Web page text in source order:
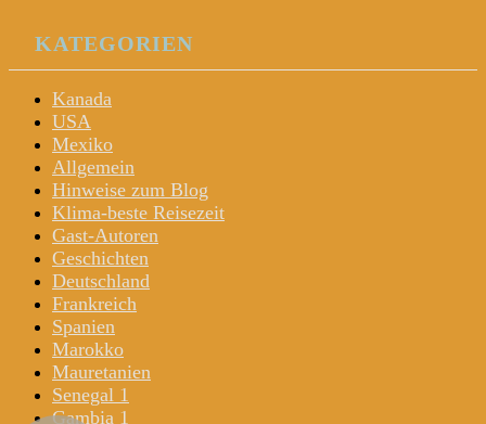
KATEGORIEN
Kanada
USA
Mexiko
Allgemein
Hinweise zum Blog
Klima-beste Reisezeit
Gast-Autoren
Geschichten
Deutschland
Frankreich
Spanien
Marokko
Mauretanien
Senegal 1
Gambia 1